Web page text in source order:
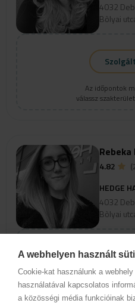
A webhelyen használt
Cookie-kat használunk a
használatával kapcsolatos
a közösségi média funkcióinak
Az időpontok
válassz
4032
Bòlyai
Az időpontok
válassz
4.82
HEDGE
4032
Bòlyai